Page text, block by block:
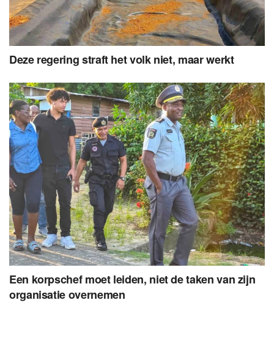
Deze regering straft het volk niet, maar werkt
Een korpschef moet leiden, niet de taken van zijn
organisatie overnemen